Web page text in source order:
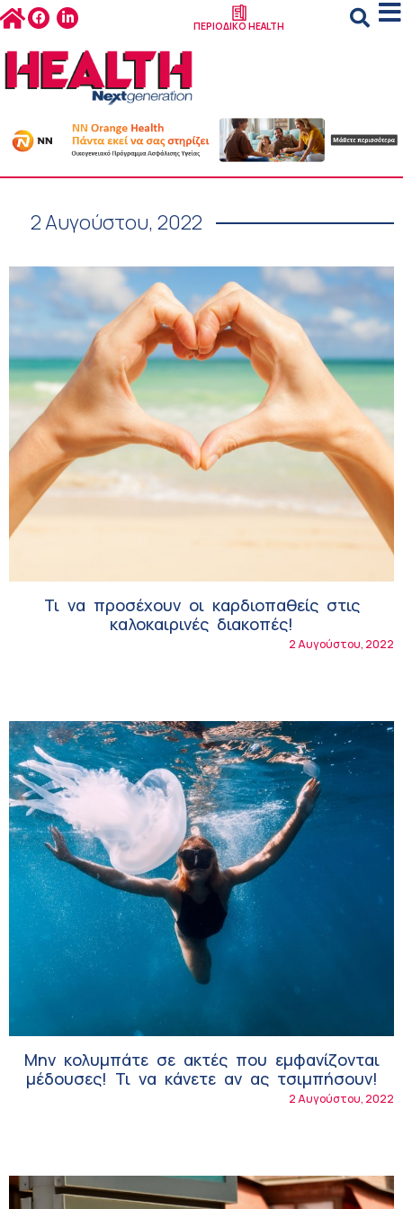
ΠΕΡΙΟΔΙΚΟ HEALTH
2 Αυγούστου, 2022
Τι να προσέχουν οι καρδιοπαθείς στις
καλοκαιρινές διακοπές!
2 Αυγούστου, 2022
Μην κολυμπάτε σε ακτές που εμφανίζονται
μέδουσες! Τι να κάνετε αν ας τσιμπήσουν!
2 Αυγούστου, 2022